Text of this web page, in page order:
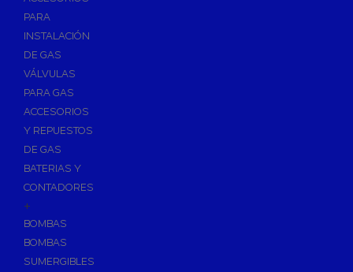
PARA
INSTALACIÓN
DE GAS
VÁLVULAS
PARA GAS
ACCESORIOS
Y REPUESTOS
DE GAS
BATERIAS Y
CONTADORES
+
BOMBAS
BOMBAS
SUMERGIBLES